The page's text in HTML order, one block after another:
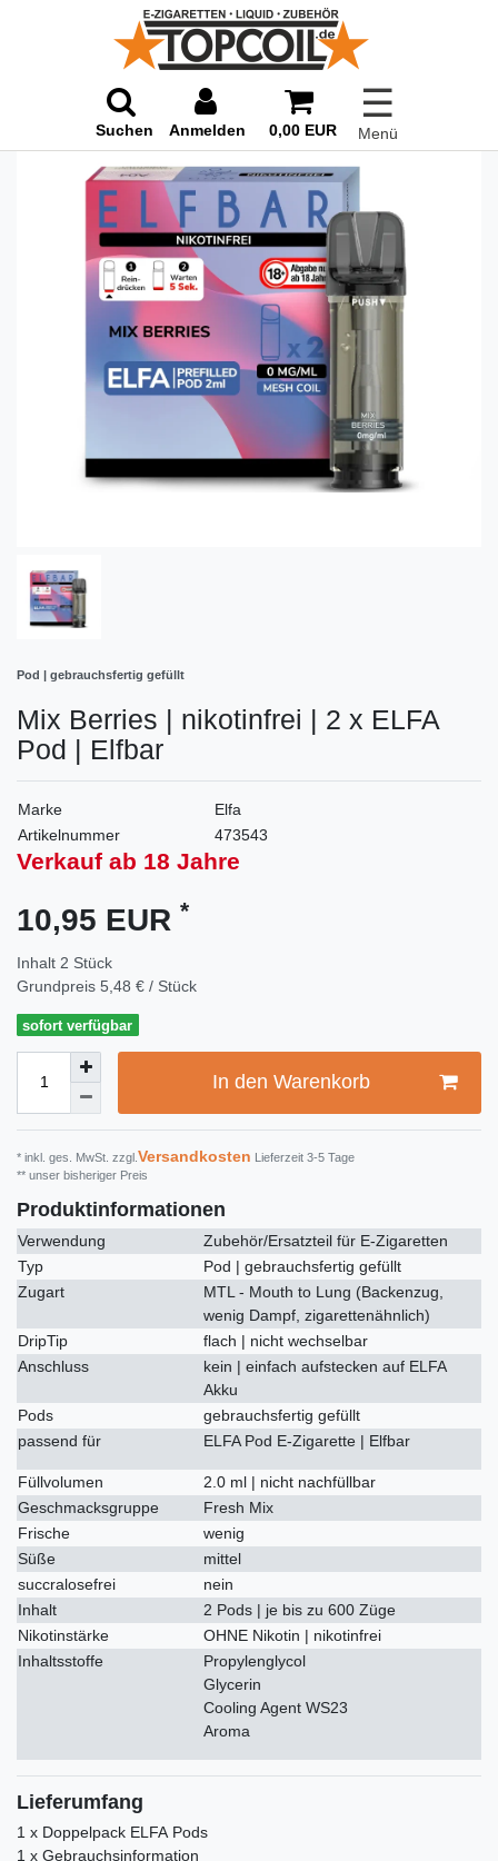
Suchen Anmelden 0,00 EUR
☰
Menü
Pod | gebrauchsfertig gefüllt
Mix Berries | nikotinfrei | 2 x ELFA
Pod | Elfbar
Marke
Elfa
Artikelnummer
473543
Verkauf ab 18 Jahre
10,95 EUR *
Inhalt 2 Stück
Grundpreis 5,48 € / Stück
sofort verfügbar
In den Warenkorb
* inkl. ges. MwSt. zzgl. Versandkosten Lieferzeit 3-5 Tage
** unser bisheriger Preis
Produktinformationen
Verwendung
Zubehör/Ersatzteil für E-Zigaretten
Typ
Pod | gebrauchsfertig gefüllt
Zugart
MTL - Mouth to Lung (Backenzug,
wenig Dampf, zigarettenähnlich)
DripTip
flach | nicht wechselbar
Anschluss
kein | einfach aufstecken auf ELFA
Akku
Pods
gebrauchsfertig gefüllt
passend für
ELFA Pod E-Zigarette | Elfbar
Füllvolumen
2.0 ml | nicht nachfüllbar
Geschmacksgruppe
Fresh Mix
Frische
wenig
Süße
mittel
succralosefrei
nein
Inhalt
2 Pods | je bis zu 600 Züge
Nikotinstärke
OHNE Nikotin | nikotinfrei
Inhaltsstoffe
Propylenglycol
Glycerin
Cooling Agent WS23
Aroma
Lieferumfang
1 x Doppelpack ELFA Pods
1 x Gebrauchsinformation